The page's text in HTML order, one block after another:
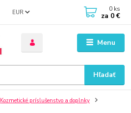
Menu
EUR
Hľadať
0 ks
za 0 €
Kozmetické príslušenstvo a doplnky